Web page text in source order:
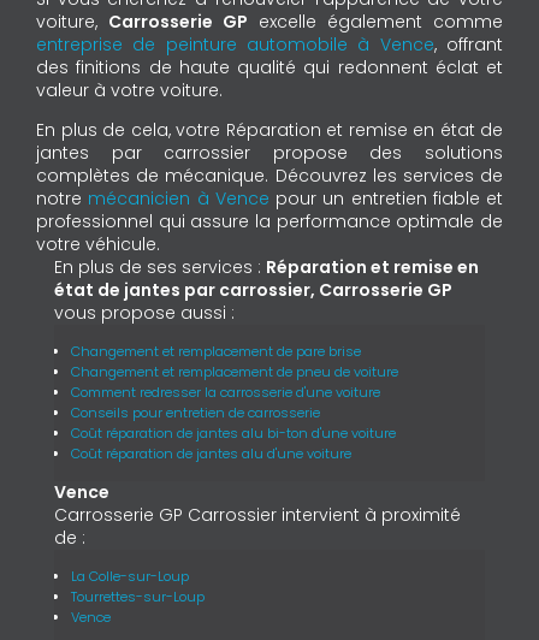
voiture, Carrosserie GP excelle également comme
entreprise de peinture automobile à Vence, offrant
des finitions de haute qualité qui redonnent éclat et
valeur à votre voiture.
En plus de cela, votre Réparation et remise en état de
jantes par carrossier propose des solutions
complètes de mécanique. Découvrez les services de
notre mécanicien à Vence pour un entretien fiable et
professionnel qui assure la performance optimale de
votre véhicule.
En plus de ses services : Réparation et remise en
état de jantes par carrossier, Carrosserie GP
vous propose aussi :
Changement et remplacement de pare brise
Changement et remplacement de pneu de voiture
Comment redresser la carrosserie d'une voiture
Conseils pour entretien de carrosserie
Coût réparation de jantes alu bi-ton d'une voiture
Coût réparation de jantes alu d'une voiture
Vence
Carrosserie GP Carrossier intervient à proximité
de :
La Colle-sur-Loup
Tourrettes-sur-Loup
Vence